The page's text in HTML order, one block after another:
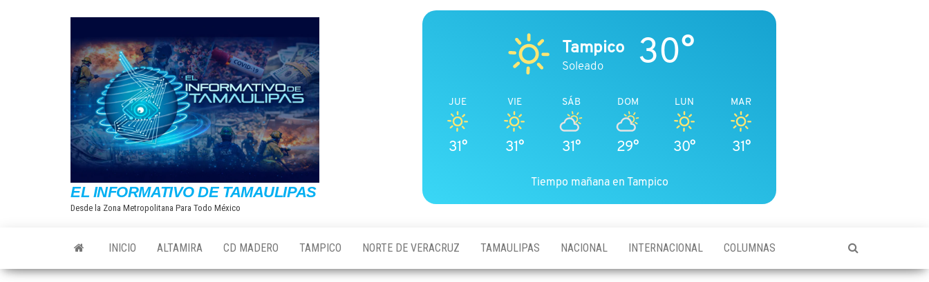
EL INFORMATIVO DE TAMAULIPAS
Desde la Zona Metropolitana Para Todo México
Tampico
Soleado 30°
JUE
31°
VIE
31°
SÁB
31°
DOM
29°
LUN
30°
MAR
31°
Tiempo mañana en Tampico
INICIO ALTAMIRA CD MADERO TAMPICO NORTE DE VERACRUZ TAMAULIPAS NACIONAL INTERNACIONAL COLUMNAS